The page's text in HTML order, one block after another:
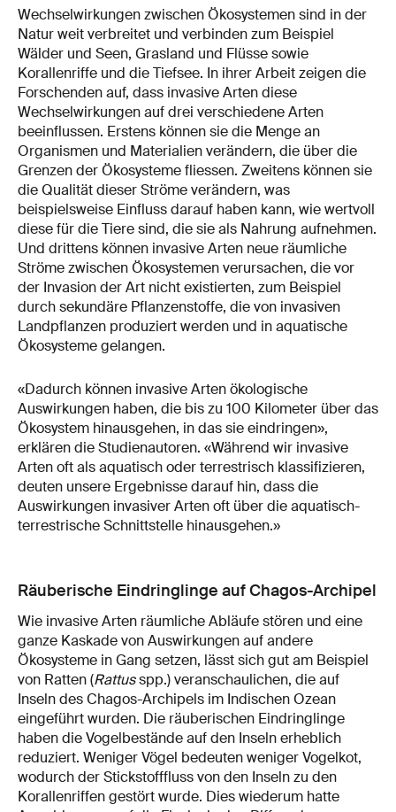
Wechselwirkungen zwischen Ökosystemen sind in der
Natur weit verbreitet und verbinden zum Beispiel
Wälder und Seen, Grasland und Flüsse sowie
Korallenriffe und die Tiefsee. In ihrer Arbeit zeigen die
Forschenden auf, dass invasive Arten diese
Wechselwirkungen auf drei verschiedene Arten
beeinflussen. Erstens können sie die Menge an
Organismen und Materialien verändern, die über die
Grenzen der Ökosysteme fliessen. Zweitens können sie
die Qualität dieser Ströme verändern, was
beispielsweise Einfluss darauf haben kann, wie wertvoll
diese für die Tiere sind, die sie als Nahrung aufnehmen.
Und drittens können invasive Arten neue räumliche
Ströme zwischen Ökosystemen verursachen, die vor
der Invasion der Art nicht existierten, zum Beispiel
durch sekundäre Pflanzenstoffe, die von invasiven
Landpflanzen produziert werden und in aquatische
Ökosysteme gelangen.
«Dadurch können invasive Arten ökologische
Auswirkungen haben, die bis zu 100 Kilometer über das
Ökosystem hinausgehen, in das sie eindringen»,
erklären die Studienautoren. «Während wir invasive
Arten oft als aquatisch oder terrestrisch klassifizieren,
deuten unsere Ergebnisse darauf hin, dass die
Auswirkungen invasiver Arten oft über die aquatisch-
terrestrische Schnittstelle hinausgehen.»
Räuberische Eindringlinge auf Chagos-Archipel
Wie invasive Arten räumliche Abläufe stören und eine
ganze Kaskade von Auswirkungen auf andere
Ökosysteme in Gang setzen, lässt sich gut am Beispiel
von Ratten (Rattusspp.) veranschaulichen, die auf
Inseln des Chagos-Archipels im Indischen Ozean
eingeführt wurden. Die räuberischen Eindringlinge
haben die Vogelbestände auf den Inseln erheblich
reduziert. Weniger Vögel bedeuten weniger Vogelkot,
wodurch der Stickstofffluss von den Inseln zu den
Korallenriffen gestört wurde. Dies wiederum hatte